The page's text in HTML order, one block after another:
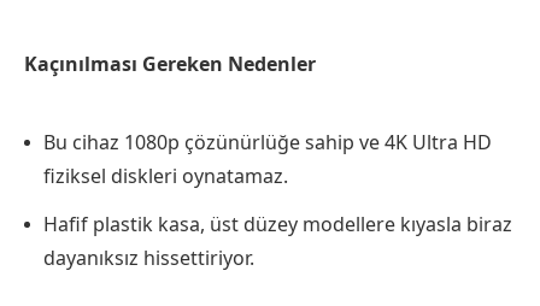
Kaçınılması Gereken Nedenler
Bu cihaz 1080p çözünürlüğe sahip ve 4K Ultra HD
fiziksel diskleri oynatamaz.
Hafif plastik kasa, üst düzey modellere kıyasla biraz
dayanıksız hissettiriyor.